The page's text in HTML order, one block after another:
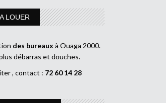
A LOUER
des bureaux à Ouaga 2000.
débarras et douches.
, contact : 72 60 14 28